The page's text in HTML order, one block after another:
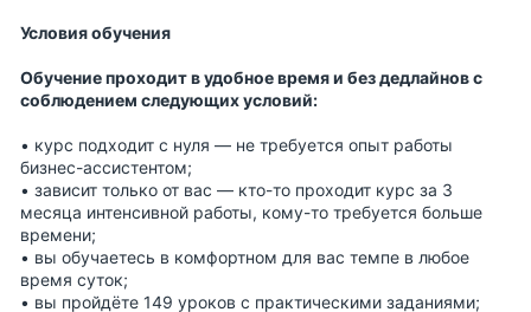
Условия обучения
Обучение проходит в удобное время и без дедлайнов с
соблюдением следующих условий:
• курс подходит с нуля — не требуется опыт работы
бизнес-ассистентом;
• зависит только от вас — кто-то проходит курс за 3
месяца интенсивной работы, кому-то требуется больше
времени;
• вы обучаетесь в комфортном для вас темпе в любое
время суток;
• вы пройдёте 149 уроков с практическими заданиями;